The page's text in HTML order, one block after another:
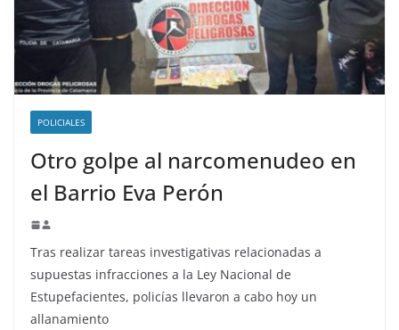
POLICIALES
Otro golpe al narcomenudeo en
el Barrio Eva Perón
Tras realizar tareas investigativas relacionadas a
supuestas infracciones a la Ley Nacional de
Estupefacientes, policías llevaron a cabo hoy un
allanamiento